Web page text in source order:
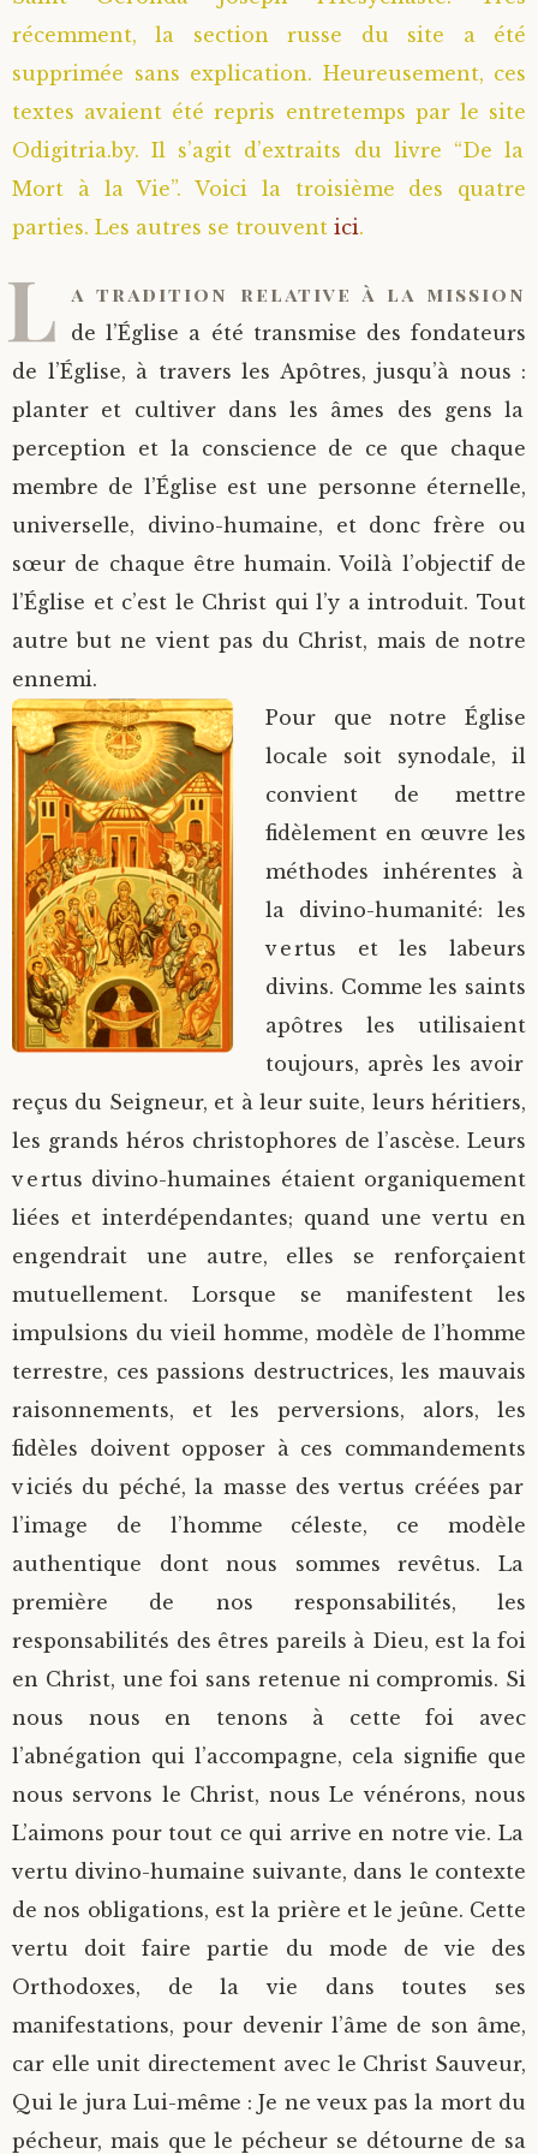
Saint Sophrony l’Athonite
Sainte Xenia
Sainte Matrone de Moscou
Staritsa Marie Makovkine
Natalia de Vyritsa
Staritsa Anastasia
Archimandrite Lazare (Abachidzé)
Geronda Arsenios le Spiléote
Gerondissa Makrina (Vassopoulou)
Archimandrite Nathanaël (Pospelov)
Père Héliodore
récemment, la section russe du site a été
supprimée sans explication. Heureusement, ces
textes avaient été repris entretemps par le site
Odigitria.by. Il s’agit d’extraits du livre “De la
Mort à la Vie”. Voici la troisième des quatre
parties. Les autres se trouvent ici.
L a tradition relative à la mission
de l’Église a été transmise des fondateurs
de l’Église, à travers les Apôtres, jusqu’à nous :
planter et cultiver dans les âmes des gens la
perception et la conscience de ce que chaque
membre de l’Église est une personne éternelle,
universelle, divino-humaine, et donc frère ou
sœur de chaque être humain. Voilà l’objectif de
l’Église et c’est le Christ qui l’y a introduit. Tout
autre but ne vient pas du Christ, mais de notre
ennemi.
Pour que notre Église
locale soit synodale, il
convient de mettre
fidèlement en œuvre les
méthodes inhérentes à
la divino-humanité: les
vertus et les labeurs
divins. Comme les saints
apôtres les utilisaient
toujours, après les avoir
reçus du Seigneur, et à leur suite, leurs héritiers,
les grands héros christophores de l’ascèse. Leurs
vertus divino-humaines étaient organiquement
liées et interdépendantes; quand une vertu en
engendrait une autre, elles se renforçaient
mutuellement. Lorsque se manifestent les
impulsions du vieil homme, modèle de l’homme
terrestre, ces passions destructrices, les mauvais
raisonnements, et les perversions, alors, les
fidèles doivent opposer à ces commandements
viciés du péché, la masse des vertus créées par
l’image de l’homme céleste, ce modèle
authentique dont nous sommes revêtus. La
première de nos responsabilités, les
responsabilités des êtres pareils à Dieu, est la foi
en Christ, une foi sans retenue ni compromis. Si
nous nous en tenons à cette foi avec
l’abnégation qui l’accompagne, cela signifie que
nous servons le Christ, nous Le vénérons, nous
L’aimons pour tout ce qui arrive en notre vie. La
vertu divino-humaine suivante, dans le contexte
de nos obligations, est la prière et le jeûne. Cette
vertu doit faire partie du mode de vie des
Orthodoxes, de la vie dans toutes ses
manifestations, pour devenir l’âme de son âme,
car elle unit directement avec le Christ Sauveur,
Qui le jura Lui-même : Je ne veux pas la mort du
pécheur, mais que le pécheur se détourne de sa